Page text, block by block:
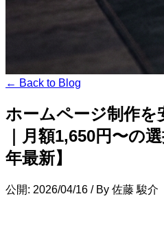
← Back to Blog
ホームページ制作を
｜月額1,650円〜の
年最新】
公開: 2026/04/16 / By 佐藤 駿介